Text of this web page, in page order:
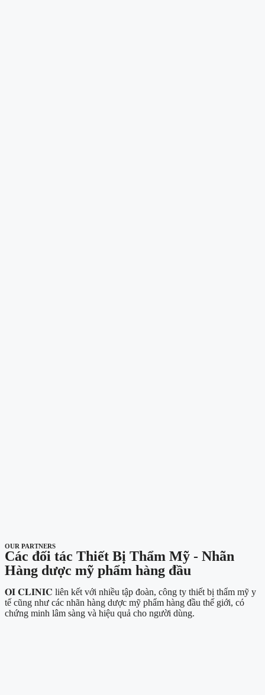
OUR PARTNERS
Các đối tác Thiết Bị Thẩm Mỹ - Nhãn
Hàng dược mỹ phẩm hàng đầu
𝐎𝐈 𝐂𝐋𝐈𝐍𝐈𝐂 liên kết với nhiều tập đoàn, công ty thiết bị thẩm mỹ y
tế cũng như các nhãn hàng dược mỹ phẩm hàng đầu thế giới, có
chứng minh lâm sàng và hiệu quả cho người dùng.